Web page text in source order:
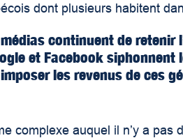
dont plusieurs habitent
continuent de retenir
et Facebook
les revenus de ces
complexe auquel il n’y a